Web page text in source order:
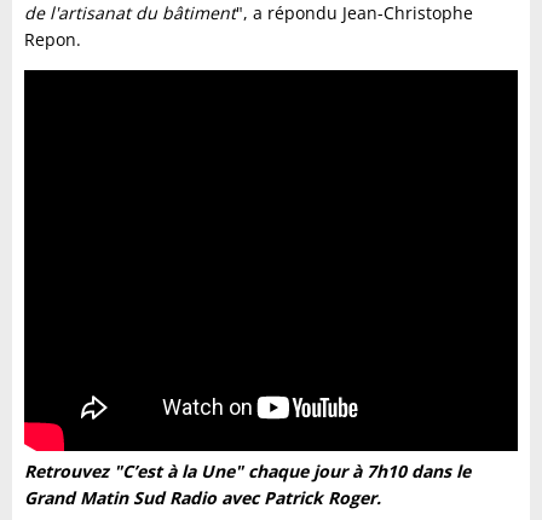
de l'artisanat du bâtiment", a répondu Jean-Christophe
Repon.
Retrouvez "C’est à la Une" chaque jour à 7h10 dans le
Grand Matin Sud Radio avec Patrick Roger.